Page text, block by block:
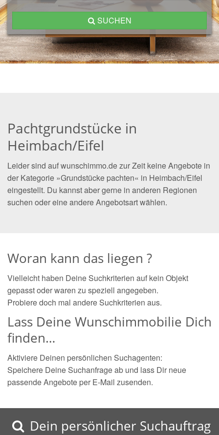
SUCHEN
Pachtgrundstücke in
Heimbach/Eifel
Leider sind auf wunschimmo.de zur Zeit keine Angebote in
der Kategorie »Grundstücke pachten« in Heimbach/Eifel
eingestellt. Du kannst aber gerne in anderen Regionen
suchen oder eine andere Angebotsart wählen.
Woran kann das liegen ?
Vielleicht haben Deine Suchkriterien auf kein Objekt
gepasst oder waren zu speziell angegeben.
Probiere doch mal andere Suchkriterien aus.
Lass Deine Wunschimmobilie Dich
finden…
Aktiviere Deinen persönlichen Suchagenten:
Speichere Deine Suchanfrage ab und lass Dir neue
passende Angebote per E-Mail zusenden.
Dein persönlicher Suchauftrag